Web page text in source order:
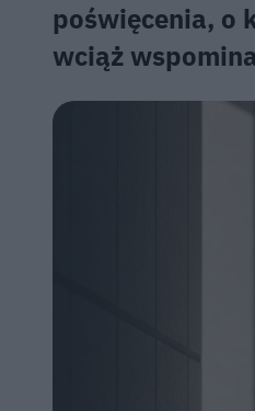
poświęcenia, o
wciąż